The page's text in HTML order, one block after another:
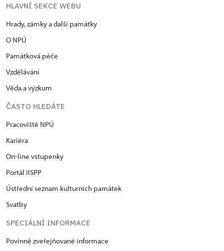
HLAVNÍ SEKCE WEBU
Hrady, zámky a další památky
O NPÚ
Památková péče
Vzdělávání
Věda a výzkum
ČASTO HLEDÁTE
Pracoviště NPÚ
Kariéra
On-line vstupenky
Portál IISPP
Ústřední seznam kulturních památek
Svatby
SPECIÁLNÍ INFORMACE
Povinně zveřejňované informace